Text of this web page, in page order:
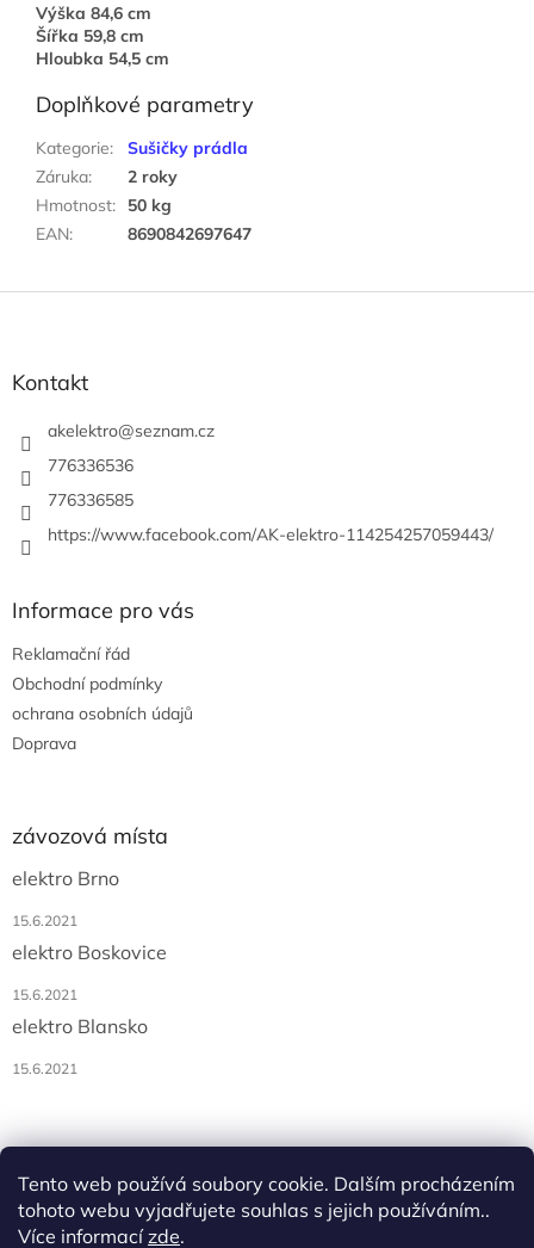
Tento web používá soubory cookie. Dalším procházením
tohoto webu vyjadřujete souhlas s jejich používáním..
Více informacízde.
Výška 84,6 cm
Šířka 59,8 cm
Hloubka 54,5 cm
Doplňkové parametry
Kategorie:
Sušičky prádla
Záruka:
2 roky
Hmotnost:
50 kg
EAN: 8690842697647
Z
Kontakt
akelektro@seznam.cz
776336536
776336585
https://www.facebook.com/AK-elektro-114254257059443/
Informace pro vás
Reklamační řád
Obchodní podmínky
ochrana osobních údajů
Doprava
závozová místa
elektro Brno
15.6.2021
elektro Boskovice
15.6.2021
elektro Blansko
15.6.2021